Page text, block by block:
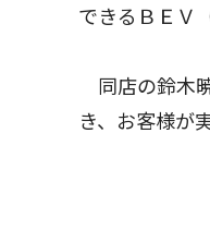
できるＢＥＶ
同店の鈴木
き、お客様が